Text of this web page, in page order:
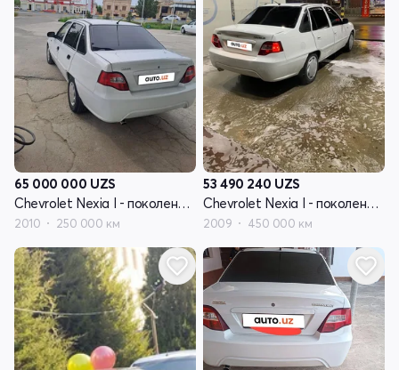
65 000 000 UZS
Chevrolet Nexia I - поколение рестайлинг
2010 250 000 км
53 490 240 UZS
Chevrolet Nexia I - поколение рестайлинг
2009 450 000 км